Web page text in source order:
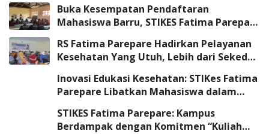
Buka Kesempatan Pendaftaran
Mahasiswa Barru, STIKES Fatima Parepare
RS Fatima Parepare Hadirkan Pelayanan
Kesehatan Yang Utuh, Lebih dari Sekedar
Inovasi Edukasi Kesehatan: STIKes Fatima
Parepare Libatkan Mahasiswa dalam
STIKES Fatima Parepare: Kampus
Berdampak dengan Komitmen “Kuliah